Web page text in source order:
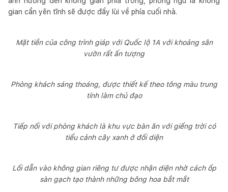
gian cần yên tĩnh sẽ được đẩy lùi về phía cuối nhà.
Mặt tiền của công trình giáp với Quốc lộ 1A với khoảng sân
vườn rất ấn tượng
Phòng khách sáng thoáng, được thiết kế theo tông màu trung
tính làm chủ đạo
Tiếp nối với phòng khách là khu vực bàn ăn với giếng trời có
tiểu cảnh cây xanh ở đối diện
Lối dẫn vào không gian riêng tư được nhận diện nhờ cách ốp
sàn gạch tạo thành những bông hoa bắt mắt